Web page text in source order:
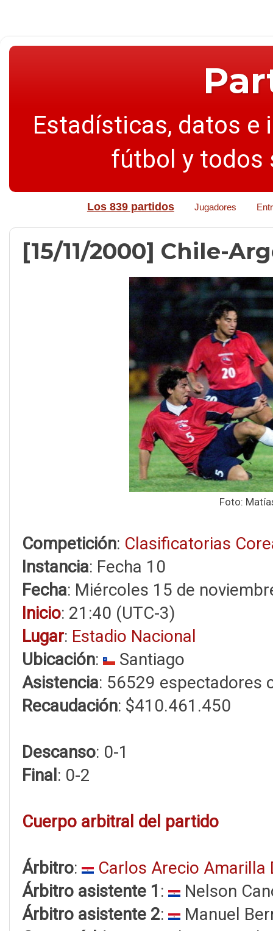
Estadísticas, datos e
fútbol y todos
Los 839 partidos Jugadores
[15/11/2000] Chile-
Foto:
Competición: Clasificatorias
Instancia: Fecha 10
Fecha: Miércoles 15 de
Inicio: 21:40 (UTC-3)
Lugar: Estadio Nacional
Ubicación:
Santiago
Asistencia: 56529 espectadores
Recaudación: $410.461.450
Descanso: 0-1
Final : 0-2
Cuerpo arbitral del partido
Árbitro:
Carlos Arecio Amarilla
Árbitro asistente 1 :
Nelson
Árbitro asistente 2:
Manuel